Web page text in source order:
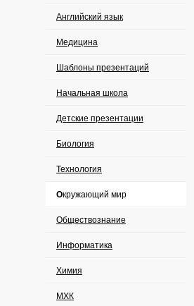
Английский язык
Медицина
Шаблоны презентаций
Начальная школа
Детские презентации
Биология
Технология
Окружающий мир
Обществознание
Информатика
Химия
МХК